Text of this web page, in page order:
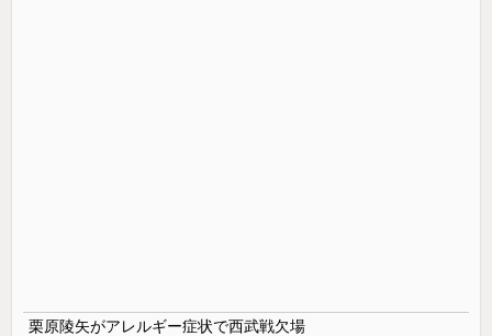
栗原陵矢がアレルギー症状で西武戦欠場